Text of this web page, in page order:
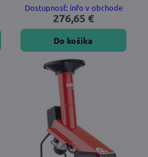
Dostupnosť: info v obchode
276,65 €
Do košíka